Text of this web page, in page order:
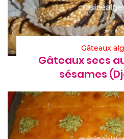
Gâteaux
Gâteaux secs
sésames